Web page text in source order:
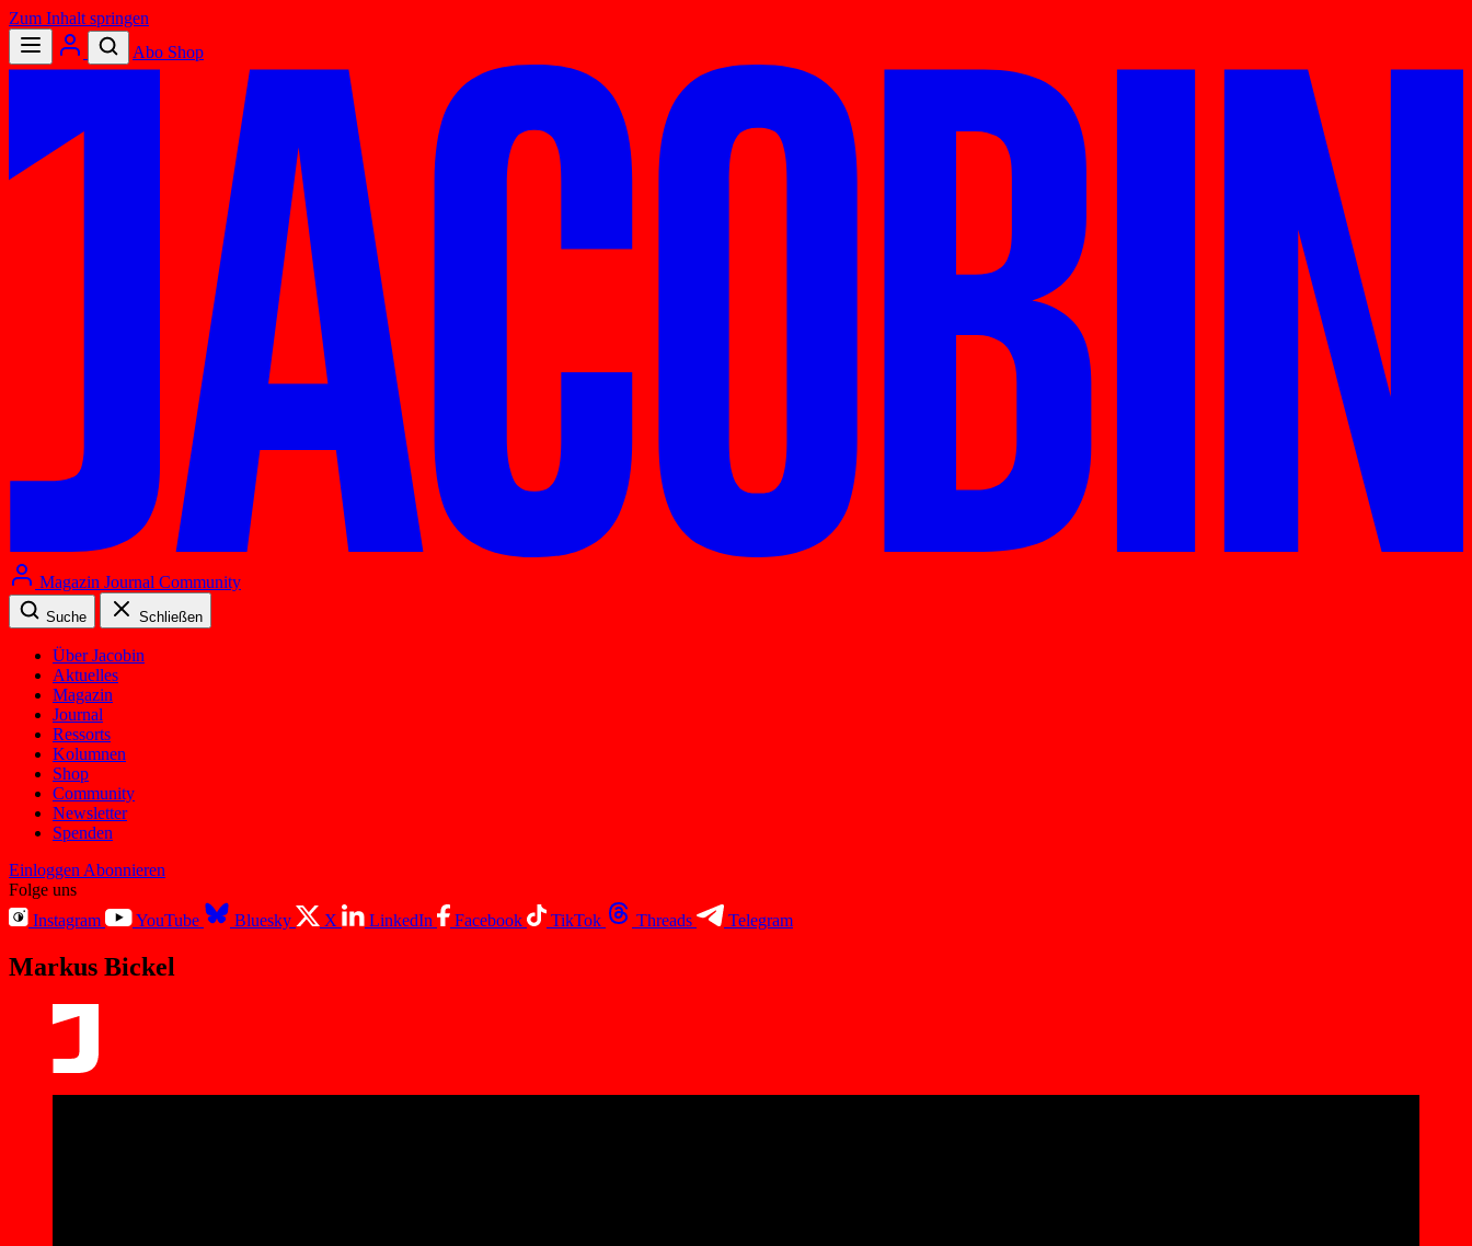
Zum Inhalt springen
Abo Shop
Magazin Journal Community
Suche Schließen
Über Jacobin
Aktuelles
Magazin
Journal
Ressorts
Kolumnen
Shop
Community
Newsletter
Spenden
Einloggen Abonnieren
Folge uns
Instagram
YouTube Bluesky X LinkedIn Facebook TikTok Threads Telegram
Markus Bickel